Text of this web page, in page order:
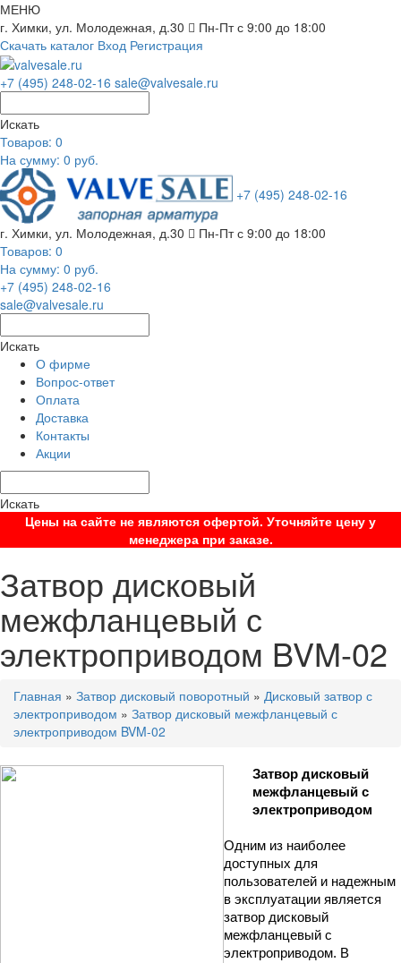
МЕНЮ
г. Химки, ул. Молодежная, д.30
Пн-Пт с 9:00 до 18:00
Скачать каталог Вход Регистрация
+7 (495) 248-02-16 sale@valvesale.ru
Искать
Товаров: 0
На сумму: 0 руб.
+7 (495) 248-02-16
г. Химки, ул. Молодежная, д.30
Пн-Пт с 9:00 до 18:00
Товаров: 0
На сумму: 0 руб.
+7 (495) 248-02-16
sale@valvesale.ru
Искать
О фирме
Вопрос-ответ
Оплата
Доставка
Контакты
Акции
Искать
Цены на сайте не являются офертой. Уточняйте цену у
менеджера при заказе.
Затвор дисковый
межфланцевый с
электроприводом BVM-02
Главная » Затвор дисковый поворотный » Дисковый затвор с
электроприводом » Затвор дисковый межфланцевый с
электроприводом BVM-02
Затвор дисковый
межфланцевый с
электроприводом
Одним из наиболее
доступных для
пользователей и надежным
в эксплуатации является
затвор дисковый
межфланцевый с
электроприводом. В